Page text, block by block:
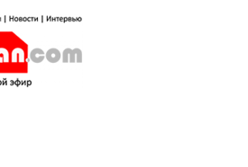
война
включая события в Новороссии, ДНР,